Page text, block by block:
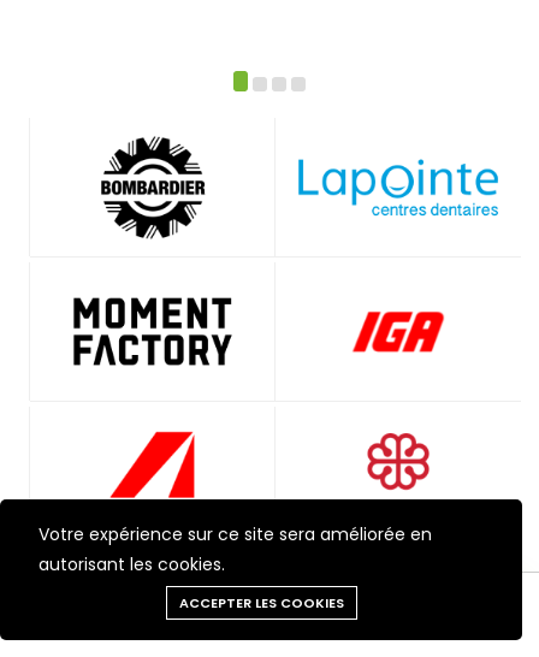
Votre expérience sur ce site sera améliorée en
autorisant les cookies.
ACCEPTER LES COOKIES